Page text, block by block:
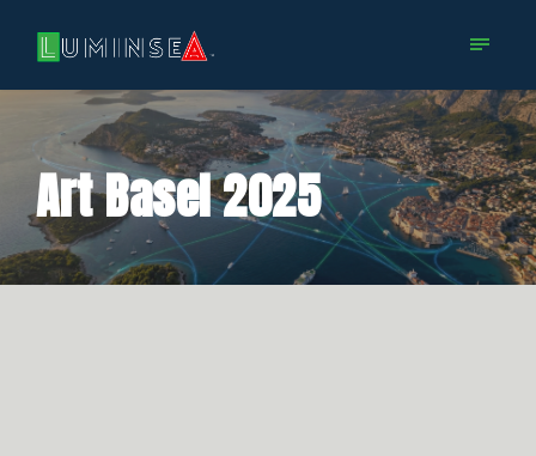
Art Basel 2025